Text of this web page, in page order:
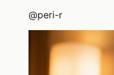
@peri-r